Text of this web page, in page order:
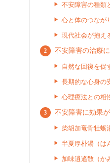
不安障害の種類
心と体のつなが
現代社会が抱え
不安障害の治療
自然な回復を促
長期的な心身の
心理療法との相
不安障害に効果
柴胡加竜骨牡蛎
半夏厚朴湯（は
加味逍遙散（か